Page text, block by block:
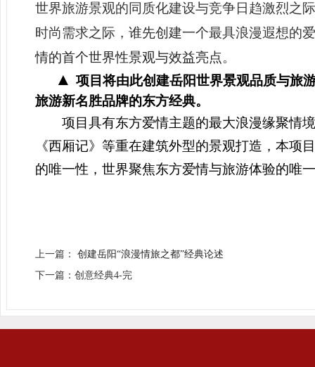
世界旅游景观的同质化建设与竞争日趋激烈之
时尚需求之际， 谁先创建一个最具浪漫遐想的
情的首个世界性景观与效益亮点。
▲ 项目将由此创建岳阳世界景观品质与旅
旅游新名胜品牌的东方经典。
项目具有东方爱情主题的最大浪漫缘聚情
《西厢记》等重在建筑外型的景观打造，本
的唯一性，世界聚焦东方爱情与旅游体验的唯
上一篇：
创建岳阳“浪漫情旅之都”经典论述
下一篇：创意经典4-完